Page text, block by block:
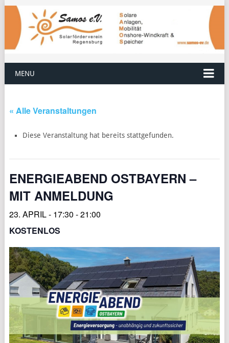
MENU
« Alle Veranstaltungen
Diese Veranstaltung hat bereits stattgefunden.
ENERGIEABEND OSTBAYERN –
MIT ANMELDUNG
23. APRIL - 17:30 -21:00
KOSTENLOS